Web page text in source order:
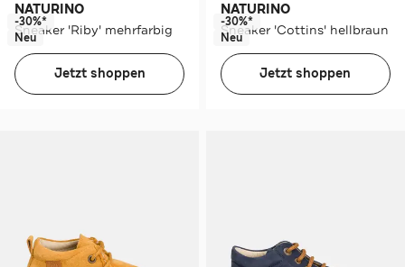
NATURINO
Sneaker 'Riby' mehrfarbig
-30%*
Neu
Jetzt shoppen
NATURINO
Sneaker 'Cottins' hellbraun
-30%*
Neu
Jetzt shoppen